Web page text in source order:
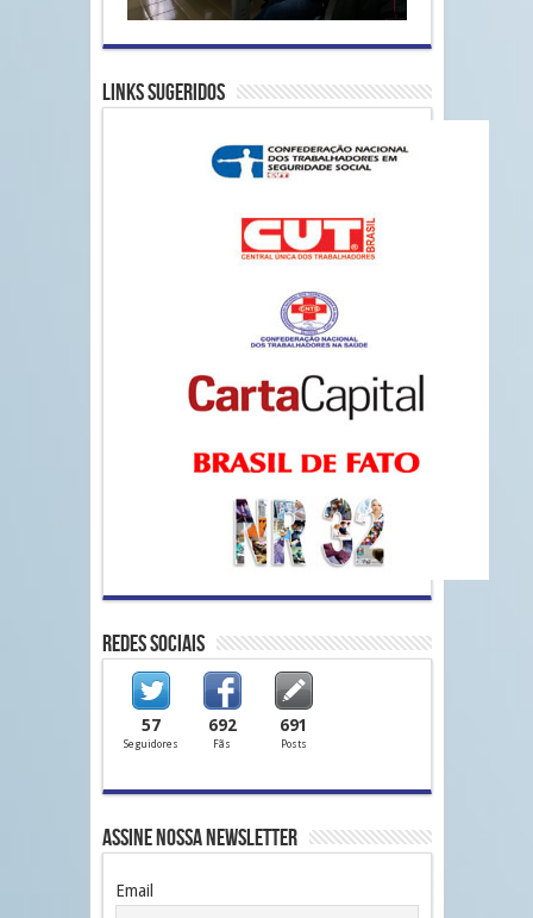
Links Sugeridos
Redes Sociais
57
Seguidores
692
Fãs
691
Posts
Assine nossa Newsletter
Email